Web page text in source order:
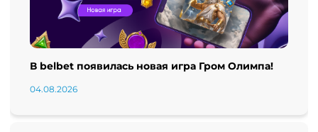
В belbet появилась новая игра Гром Олимпа!
04.08.2026